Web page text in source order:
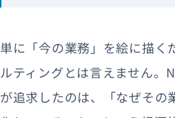
単に「今の業務」を絵に描く
ルティングとは言えません。
が追求したのは、「なぜその